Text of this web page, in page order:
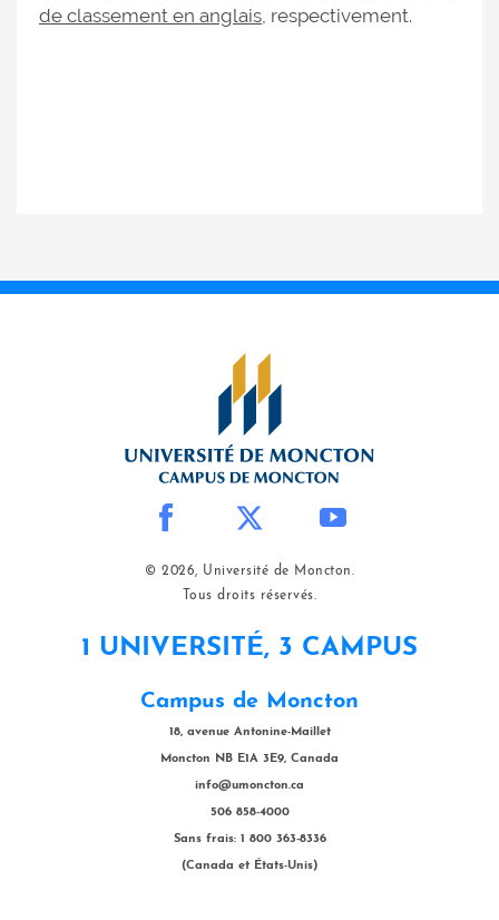
de classement en anglais, respectivement.
© 2026, Université de Moncton.
Tous droits réservés.
1 UNIVERSITÉ, 3 CAMPUS
Campus de Moncton
18, avenue Antonine-Maillet
Moncton NB E1A 3E9, Canada
info@umoncton.ca
506 858-4000
Sans frais: 1 800 363-8336
(Canada et États-Unis)